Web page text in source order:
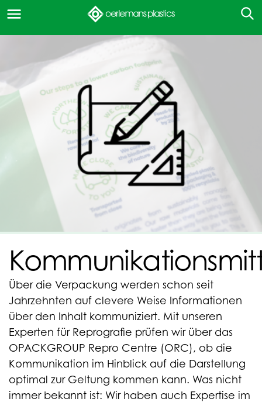
Über die Verpackung werden schon seit
Jahrzehnten auf clevere Weise Informationen
über den Inhalt kommuniziert. Mit unseren
Experten für Reprografie prüfen wir über das
OPACKGROUP Repro Centre (ORC), ob die
Kommunikation im Hinblick auf die Darstellung
optimal zur Geltung kommen kann. Was nicht
immer bekannt ist: Wir haben auch Expertise im